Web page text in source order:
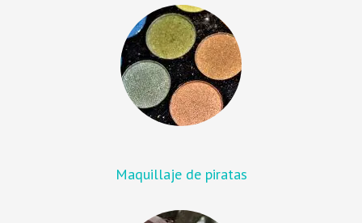
Maquillaje de piratas